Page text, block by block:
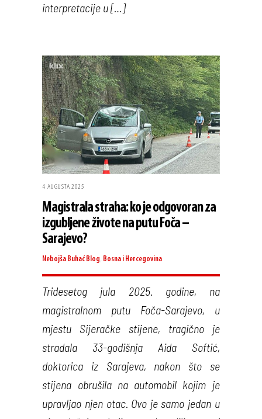
interpretacije u […]
4 AUGUSTA 2025
Magistrala straha: ko je odgovoran za
izgubljene živote na putu Foča –
Sarajevo?
Nebojša Buhać Blog Bosna i Hercegovina
Tridesetog jula 2025. godine, na
magistralnom putu Foča-Sarajevo, u
mjestu Sijeračke stijene, tragično je
stradala 33-godišnja Aida Softić,
doktorica iz Sarajeva, nakon što se
stijena obrušila na automobil kojim je
upravljao njen otac. Ovo je samo jedan u